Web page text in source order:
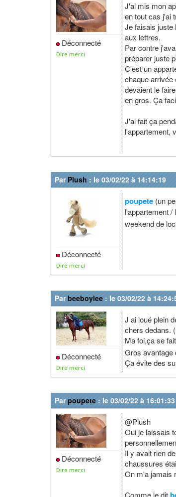
Déconnecté
Dire merci
J'ai mis mon
en tout cas j'ai
Je faisais juste
aux lettres.
Par contre
préparer juste
C'est un
chaque arrivée
devaient le
en gros. Ça
J'ai fait ça
l'appartement,
Par Plush : le 03/02/22 à 14:14:19
Déconnecté
Dire merci
poupete (un
l'appartement /
weekend de
Parbeeboylee : le 03/02/22 à
Déconnecté
Dire merci
J ai loué plein
chers dedans.
Ma foi,ça se
Gros avantage
Ça évite des
Parpoupete : le 03/02/22 à 16:01:33
Déconnecté
Dire merci
@Plush
Oui je laissais
Il y avait rien
chaussures
On m'a jamais
Comme le dit